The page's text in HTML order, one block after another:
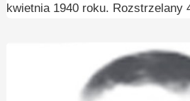
kwietnia 1940 roku. Rozstrzelany